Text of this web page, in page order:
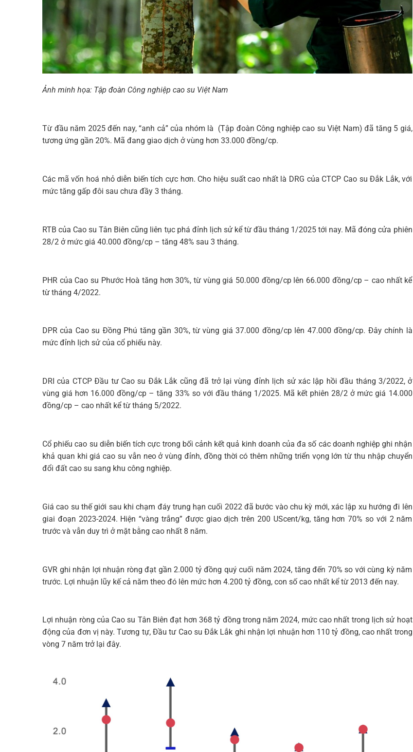
Ảnh minh họa: Tập đoàn Công nghiệp cao su Việt Nam
Từ đầu năm 2025 đến nay, “anh cả” của nhóm là (Tập đoàn Công nghiệp cao su Việt Nam) đã tăng 5 giá,
tương ứng gần 20%. Mã đang giao dịch ở vùng hơn 33.000 đồng/cp.
Các mã vốn hoá nhỏ diễn biến tích cực hơn. Cho hiệu suất cao nhất là DRG của CTCP Cao su Đắk Lắk, với
mức tăng gấp đôi sau chưa đầy 3 tháng.
RTB của Cao su Tân Biên cũng liên tục phá đỉnh lịch sử kể từ đầu tháng 1/2025 tới nay. Mã đóng cửa phiên
28/2 ở mức giá 40.000 đồng/cp – tăng 48% sau 3 tháng.
PHR của Cao su Phước Hoà tăng hơn 30%, từ vùng giá 50.000 đồng/cp lên 66.000 đồng/cp – cao nhất kể
từ tháng 4/2022.
DPR của Cao su Đồng Phú tăng gần 30%, từ vùng giá 37.000 đồng/cp lên 47.000 đồng/cp. Đây chính là
mức đỉnh lịch sử của cổ phiếu này.
DRI của CTCP Đầu tư Cao su Đắk Lắk cũng đã trở lại vùng đỉnh lịch sử xác lập hồi đầu tháng 3/2022, ở
vùng giá hơn 16.000 đồng/cp – tăng 33% so với đầu tháng 1/2025. Mã kết phiên 28/2 ở mức giá 14.000
đồng/cp – cao nhất kể từ tháng 5/2022.
Cổ phiếu cao su diễn biến tích cực trong bối cảnh kết quả kinh doanh của đa số các doanh nghiệp ghi nhận
khả quan khi giá cao su vẫn neo ở vùng đỉnh, đồng thời có thêm những triển vọng lớn từ thu nhập chuyển
đổi đất cao su sang khu công nghiệp.
Giá cao su thế giới sau khi chạm đáy trung hạn cuối 2022 đã bước vào chu kỳ mới, xác lập xu hướng đi lên
giai đoạn 2023-2024. Hiện “vàng trắng” được giao dịch trên 200 UScent/kg, tăng hơn 70% so với 2 năm
trước và vẫn duy trì ở mặt bằng cao nhất 8 năm.
GVR ghi nhận lợi nhuận ròng đạt gần 2.000 tỷ đồng quý cuối năm 2024, tăng đến 70% so với cùng kỳ năm
trước. Lợi nhuận lũy kế cả năm theo đó lên mức hơn 4.200 tỷ đồng, con số cao nhất kể từ 2013 đến nay.
Lợi nhuận ròng của Cao su Tân Biên đạt hơn 368 tỷ đồng trong năm 2024, mức cao nhất trong lịch sử hoạt
động của đơn vị này. Tương tự, Đầu tư Cao su Đắk Lắk ghi nhận lợi nhuận hơn 110 tỷ đồng, cao nhất trong
vòng 7 năm trở lại đây.